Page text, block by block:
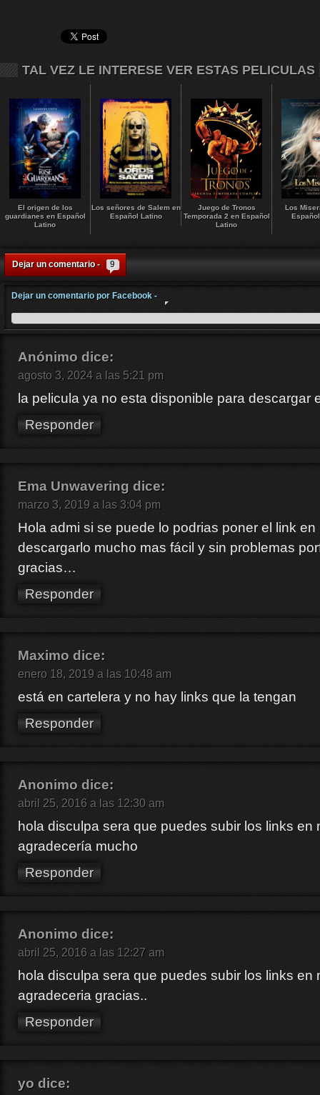
TAL VEZ LE INTERESE VER ESTAS PELICULAS
El origen de los
guardianes en Español
Latino
Los señores de Salem en
Español Latino
Juego de Tronos
Temporada 2 en Español
Latino
Los
Dejar un comentario - 9
Dejar un comentario por Facebook -
Anónimo dice:
agosto 3, 2024 a las 5:21 pm
la pelicula ya no esta disponible para descargar
Responder
Ema Unwavering dice:
marzo 3, 2019 a las 3:04 pm
Hola admi si se puede lo podrias poner el link en
descargarlo mucho mas fácil y sin problemas
gracias…
Responder
Maximo dice:
enero 18, 2019 a las 10:48 am
está en cartelera y no hay links que la tengan
Responder
Anonimo dice:
abril 25, 2016 a las 12:30 am
hola disculpa sera que puedes subir los links en
agradecería mucho
Responder
Anonimo dice:
abril 25, 2016 a las 12:27 am
hola disculpa sera que puedes subir los links en
agradeceria gracias..
Responder
yo dice: